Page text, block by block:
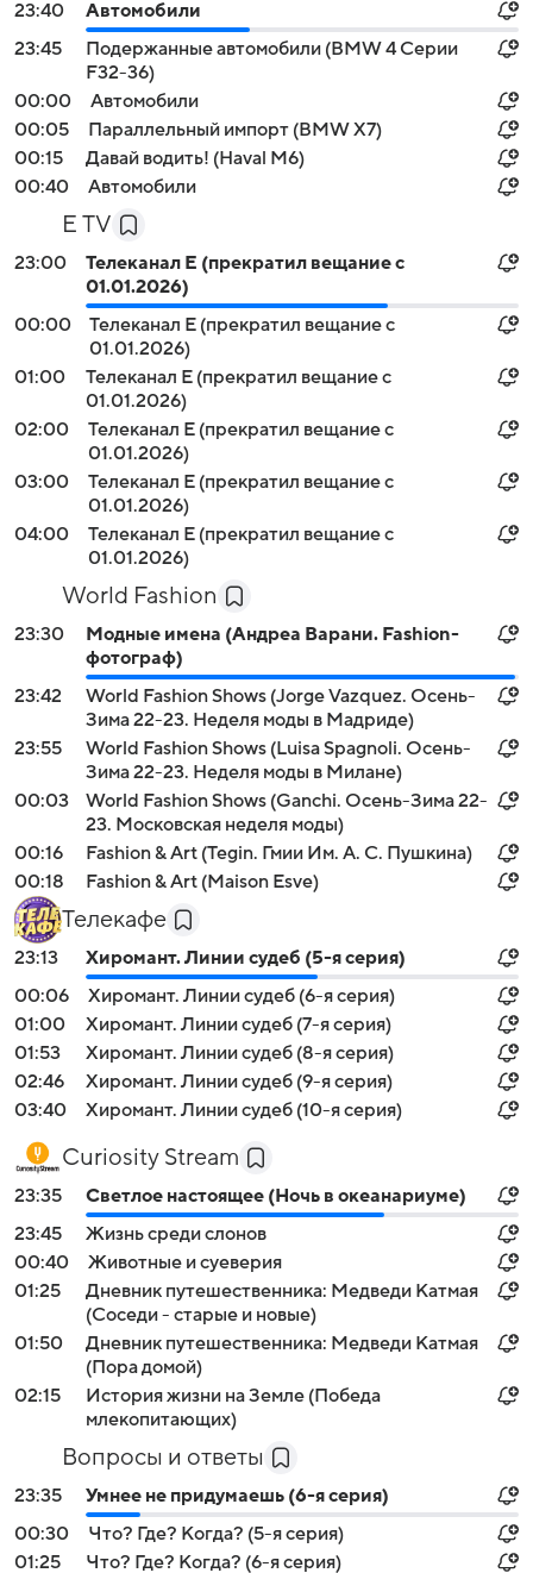
23:40
Автомобили
23:45
Подержанные автомобили (BMW 4 Серии
F32-36)
00:00
Автомобили
00:05
Параллельный импорт (BMW X7)
00:15
Давай водить! (Haval M6)
00:40
Автомобили
E TV
23:00
Телеканал E (прекратил вещание с
01.01.2026)
00:00
Телеканал E (прекратил вещание с
01.01.2026)
01:00
Телеканал E (прекратил вещание с
01.01.2026)
02:00
Телеканал E (прекратил вещание с
01.01.2026)
03:00
Телеканал E (прекратил вещание с
01.01.2026)
04:00
Телеканал E (прекратил вещание с
01.01.2026)
World Fashion
23:30
Модные имена (Андреа Варани. Fashion-
фотограф)
23:42
World Fashion Shows (Jorge Vazquez. Осень-
Зима 22-23. Неделя моды в Мадриде)
23:55
World Fashion Shows (Luisa Spagnoli. Осень-
Зима 22-23. Неделя моды в Милане)
00:03
World Fashion Shows (Ganchi. Осень-Зима 22-
23. Московская неделя моды)
00:16
Fashion & Art (Tegin. Гмии Им. А. С. Пушкина)
00:18
Fashion & Art (Maison Esve)
Телекафе
23:13
Хиромант. Линии судеб (5-я серия)
00:06
Хиромант. Линии судеб (6-я серия)
01:00
Хиромант. Линии судеб (7-я серия)
01:53
Хиромант. Линии судеб (8-я серия)
02:46
Хиромант. Линии судеб (9-я серия)
03:40
Хиромант. Линии судеб (10-я серия)
Curiosity Stream
23:35
Светлое настоящее (Ночь в океанариуме)
23:45
Жизнь среди слонов
00:40
Животные и суеверия
01:25
Дневник путешественника: Медведи Катмая
(Соседи - старые и новые)
01:50
Дневник путешественника: Медведи Катмая
(Пора домой)
02:15
История жизни на Земле (Победа
млекопитающих)
Вопросы и ответы
23:35
Умнее не придумаешь (6-я серия)
00:30
Что? Где? Когда? (5-я серия)
01:25
Что? Где? Когда? (6-я серия)